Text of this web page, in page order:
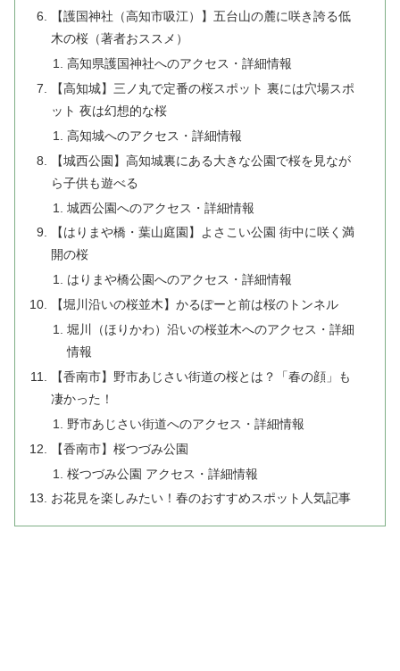
【護国神社（高知市吸江）】五台山の麓に咲き誇る低
木の桜（著者おススメ）
高知県護国神社へのアクセス・詳細情報
【高知城】三ノ丸で定番の桜スポット 裏には穴場スポ
ット 夜は幻想的な桜
高知城へのアクセス・詳細情報
【城西公園】高知城裏にある大きな公園で桜を見なが
ら子供も遊べる
城西公園へのアクセス・詳細情報
【はりまや橋・葉山庭園】よさこい公園 街中に咲く満
開の桜
はりまや橋公園へのアクセス・詳細情報
【堀川沿いの桜並木】かるぽーと前は桜のトンネル
堀川（ほりかわ）沿いの桜並木へのアクセス・詳細
情報
【香南市】野市あじさい街道の桜とは？「春の顔」も
凄かった！
野市あじさい街道へのアクセス・詳細情報
【香南市】桜つづみ公園
桜つづみ公園 アクセス・詳細情報
お花見を楽しみたい！春のおすすめスポット人気記事